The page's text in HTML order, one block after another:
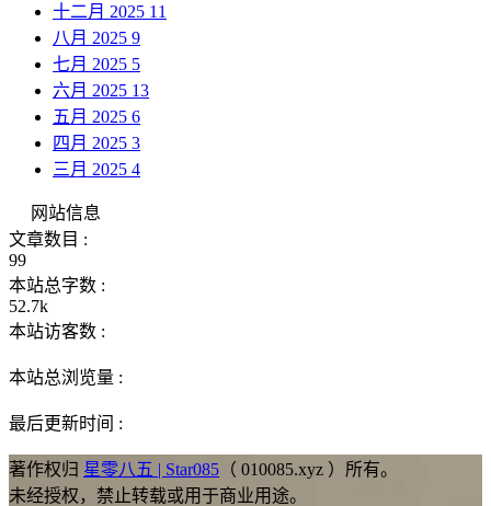
十二月 2025 11
八月 2025 9
七月 2025 5
六月 2025 13
五月 2025 6
四月 2025 3
三月 2025 4
网站信息
文章数目 :
99
本站总字数 :
52.7k
本站访客数 :
本站总浏览量 :
最后更新时间 :
著作权归 星零八五 | Star085 （ 010085.xyz ）所有。
未经授权，禁止转载或用于商业用途。